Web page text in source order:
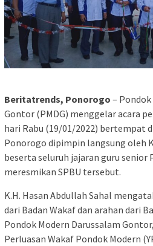
Beritatrends, Ponorogo –
Gontor (PMDG) menggelar acara
hari Rabu (19/01/2022) bertempat
Ponorogo dipimpin langsung oleh
beserta seluruh jajaran guru senior
meresmikan SPBU tersebut.
K.H. Hasan Abdullah Sahal
dari Badan Wakaf dan arahan dari
Pondok Modern Darussalam
Perluasan Wakaf Pondok Modern